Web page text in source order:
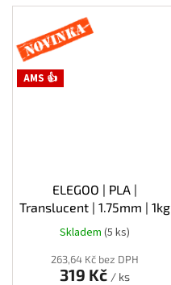
Novinka
AMS 👍
ELEGOO | PLA |
Translucent | 1.75mm | 1kg
Skladem (5 ks)
263,64 Kč bez DPH
319 Kč / ks